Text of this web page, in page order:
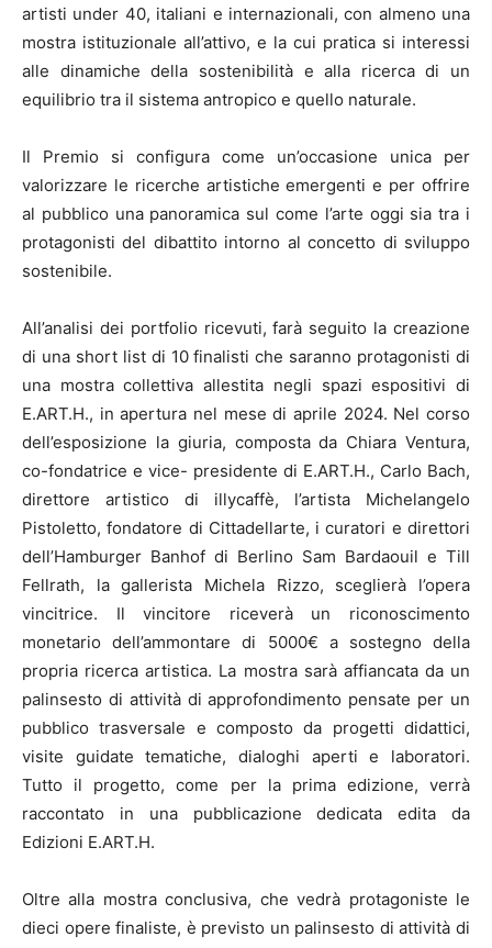
artisti under 40, italiani e internazionali, con almeno una
mostra istituzionale all’attivo, e la cui pratica si interessi
alle dinamiche della sostenibilità e alla ricerca di un
equilibrio tra il sistema antropico e quello naturale.
Il Premio si configura come un’occasione unica per
valorizzare le ricerche artistiche emergenti e per offrire
al pubblico una panoramica sul come l’arte oggi sia tra i
protagonisti del dibattito intorno al concetto di sviluppo
sostenibile.
All’analisi dei portfolio ricevuti, farà seguito la creazione
di una short list di 10 finalisti che saranno protagonisti di
una mostra collettiva allestita negli spazi espositivi di
E.ART.H., in apertura nel mese di aprile 2024. Nel corso
dell’esposizione la giuria, composta da Chiara Ventura,
co-fondatrice e vice- presidente di E.ART.H., Carlo Bach,
direttore artistico di illycaffè, l’artista Michelangelo
Pistoletto, fondatore di Cittadellarte, i curatori e direttori
dell’Hamburger Banhof di Berlino Sam Bardaouil e Till
Fellrath, la gallerista Michela Rizzo, sceglierà l’opera
vincitrice. Il vincitore riceverà un riconoscimento
monetario dell’ammontare di 5000€ a sostegno della
propria ricerca artistica. La mostra sarà affiancata da un
palinsesto di attività di approfondimento pensate per un
pubblico trasversale e composto da progetti didattici,
visite guidate tematiche, dialoghi aperti e laboratori.
Tutto il progetto, come per la prima edizione, verrà
raccontato in una pubblicazione dedicata edita da
Edizioni E.ART.H.
Oltre alla mostra conclusiva, che vedrà protagoniste le
dieci opere finaliste, è previsto un palinsesto di attività di